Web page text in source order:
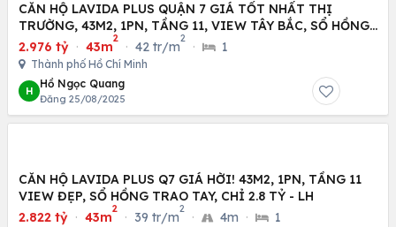
CĂN HỘ LAVIDA PLUS QUẬN 7 GIÁ TỐT NHẤT THỊ
TRƯỜNG, 43M2, 1PN, TẦNG 11, VIEW TÂY BẮC, SỔ HỒNG
TRAO
2.976 tỷ · 43m
2
· 42 tr/m
2
· 1
Thành phố Hồ Chí Minh
H
Hồ Ngọc Quang
Đăng 25/08/2025
CĂN HỘ LAVIDA PLUS Q7 GIÁ HỜI! 43M2, 1PN, TẦNG 11
VIEW ĐẸP, SỔ HỒNG TRAO TAY, CHỈ 2.8 TỶ - LH
2.822 tỷ · 43m
2
· 39 tr/m
2
· 4m · 1